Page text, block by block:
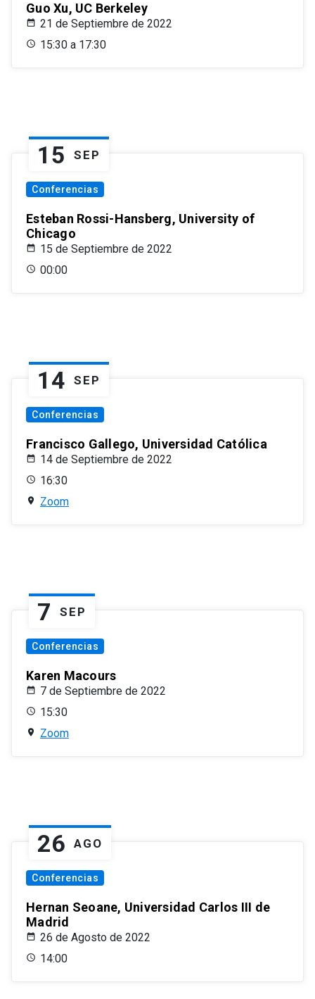
Guo Xu, UC Berkeley
21 de Septiembre de 2022
15:30 a 17:30
15 SEP
Conferencias
Esteban Rossi-Hansberg, University of
Chicago
15 de Septiembre de 2022
00:00
14 SEP
Conferencias
Francisco Gallego, Universidad Católica
14 de Septiembre de 2022
16:30
Zoom
7 SEP
Conferencias
Karen Macours
7 de Septiembre de 2022
15:30
Zoom
26 AGO
Conferencias
Hernan Seoane, Universidad Carlos III de
Madrid
26 de Agosto de 2022
14:00